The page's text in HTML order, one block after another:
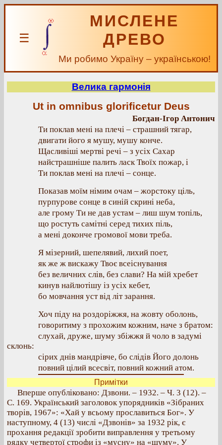
☰
МИСЛЕНЕ
ДРЕВО
Ми робимо Україну – українською!
Велика гармонія
Ut in omnibus glorificetur Deus
Богдан-Ігор Антонич
Ти поклав мені на плечі – страшний тягар,
двигати його я мушу, мушу конче.
Щасливіші мертві речі – з усіх Сахар
найстрашніше палить ласк Твоїх пожар, і
Ти поклав мені на плечі – сонце.
Показав моїм німим очам – жорстоку ціль,
пурпурове сонце в синій скрині неба,
але грому Ти не дав устам – лиш шум топіль,
що ростуть самітні серед тихих піль,
а мені доконче громової мови треба.
Я мізерний, шепелявий, лихий поет,
як же ж вискажу Твоє всеіснування
без величних слів, без слави? На мій хребет
кинув найлютішу із усіх кебет,
бо мовчання уст від літ зарання.
Хоч піду на роздоріжжя, на жовту оболонь,
говоритиму з прохожим кожним, наче з братом:
слухай, друже, шуму збіжжя й чоло в задумі
склонь:
сірих днів мандрівче, бо слідів Його долонь
повний цілий всесвіт, повний кожний атом.
Примітки
Вперше опубліковано: Дзвони. – 1932. – Ч. 3 (12). –
С. 169. Український заголовок упорядників «Зібраних
творів, 1967»: «Хай у всьому прославиться Бог». У
наступному, 4 (13) числі «Дзвонів» за 1932 рік, є
прохання редакції зробити виправлення у третьому
рядку четвертої строфи із «мусну» на «шуму». У